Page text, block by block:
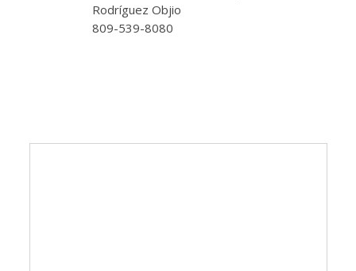
Rodríguez Objio
809-539-8080